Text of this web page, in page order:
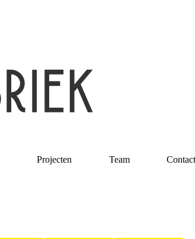
Projecten Team